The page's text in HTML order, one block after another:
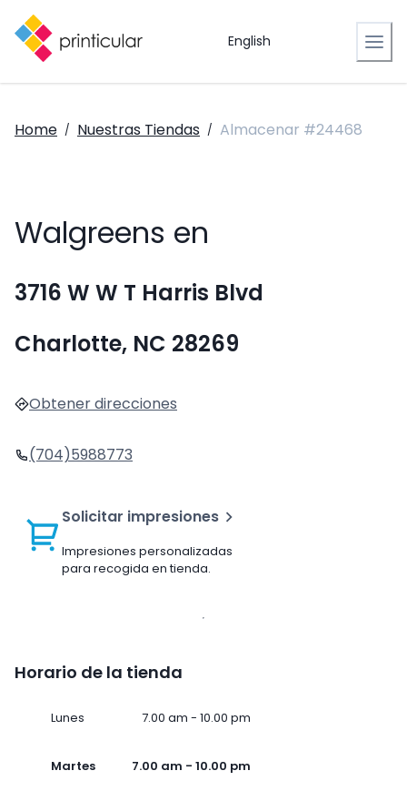
English
Home / Nuestras Tiendas / Almacenar #24468
Walgreens en
3716 W W T Harris Blvd
Charlotte, NC 28269
Obtener direcciones
(704)5988773
Solicitar impresiones
Impresiones personalizadas
para recogida en tienda.
Horario de la tienda
Lunes 7.00 am - 10.00 pm
Martes 7.00 am - 10.00 pm